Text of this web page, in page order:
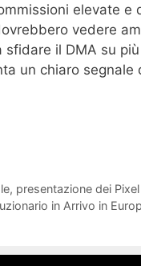
elevate
vedere
sfidare il DMA su
un chiaro segnale
presentazione dei
in Arrivo in